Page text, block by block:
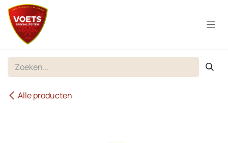
Overslaan naar inhoud
Alle producten